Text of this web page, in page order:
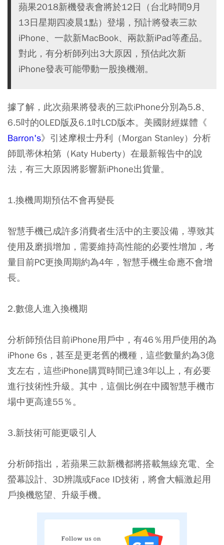
蘋果2018新機發表會將於12日（台北時間9月
13日星期四凌晨1點）登場，預計將發表三款
iPhone、一款新MacBook、兩款新iPad等產品。
對此，有分析師列出3大原因，預估此次新
iPhone發表可能帶動一股換機潮。
據了解，此次蘋果將發表的三款iPhone分別為5.8、
6.5吋的OLED版及6.1吋LCD版本。美國財經媒體《
Barron's》引述摩根士丹利（Morgan Stanley）分析
師凱蒂休柏第（Katy Huberty）在最新報告中的說
法，有三大原因將影響新iPhone出貨量。
1.換機周期預估不會再變長
智慧手機已成許多消費者生活中的主要設備，導致其
使用及磨損增加，需要維持高性能的必要性增加，考
量目前PC更換周期約為4年，智慧手機生命應不會增
長。
2.數億人進入換機期
分析師預估目前iPhone用戶中，有46％用戶使用的為
iPhone 6s，甚至是更老舊的機種，這些數量約為3億
支左右，這些iPhone購買時間已達3年以上，有必要
進行技術性升級。其中，這個比例在中國智慧手機市
場中更高達55％。
3.新技術可能更吸引人
分析師指出，若蘋果三款新機都將搭載無線充電、全
螢幕設計、3D辨識或Face ID技術，將會大幅激起用
戶換機慾望、升級手機。